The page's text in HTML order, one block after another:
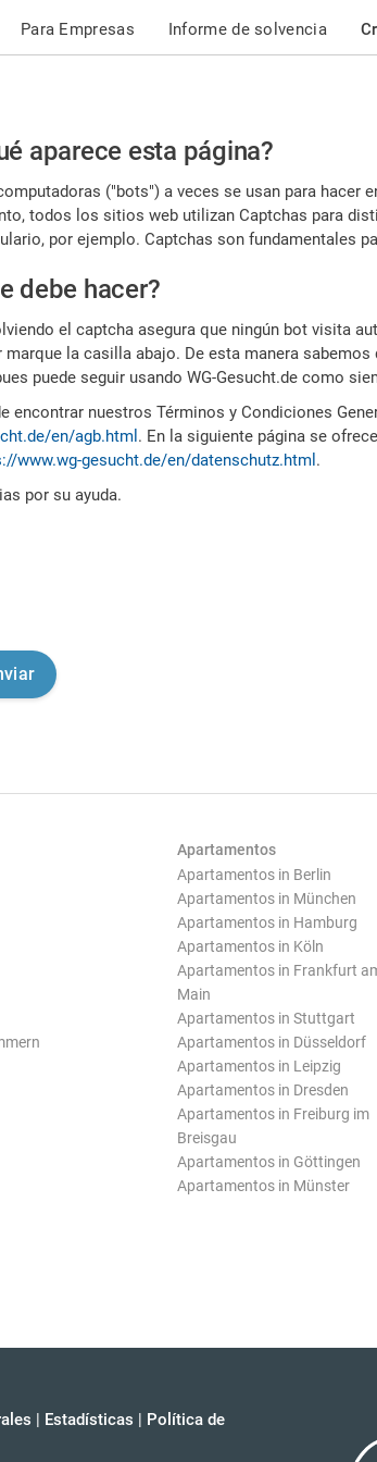
Para Empresas Informe de solvencia
aparece esta página?
("bots") a veces se usan para hacer
todos los sitios web utilizan Captchas para
por ejemplo. Captchas son fundamentales
debe hacer?
el captcha asegura que ningún bot visita
marque la casilla abajo. De esta manera
puede seguir usando WG-Gesucht.de como
encontrar nuestros Términos y Condiciones
en/agb.html . En la siguiente página se
www.wg-gesucht.de/en/datenschutz.html .
por su ayuda.
Apartamentos
Apartamentos in Berlin
Apartamentos in München
Apartamentos in Hamburg
Apartamentos in Köln
Apartamentos in Frankfurt
Main
Apartamentos in Stuttgart
Apartamentos in Düsseldorf
Apartamentos in Leipzig
Apartamentos in Dresden
Apartamentos in Freiburg im
Breisgau
Apartamentos in Göttingen
Apartamentos in Münster
| Estadísticas | Política de